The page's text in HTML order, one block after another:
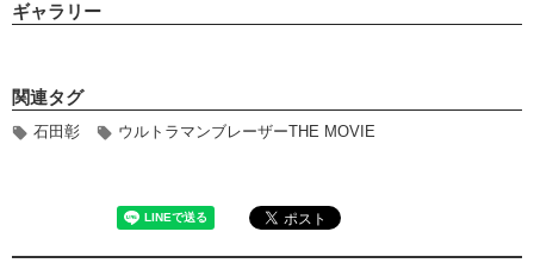
ギャラリー
関連タグ
石田彰 ウルトラマンブレーザーTHE MOVIE